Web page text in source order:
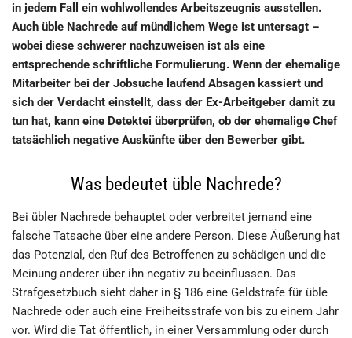
in jedem Fall ein wohlwollendes Arbeitszeugnis ausstellen.
Auch üble Nachrede auf mündlichem Wege ist untersagt –
wobei diese schwerer nachzuweisen ist als eine
entsprechende schriftliche Formulierung. Wenn der ehemalige
Mitarbeiter bei der Jobsuche laufend Absagen kassiert und
sich der Verdacht einstellt, dass der Ex-Arbeitgeber damit zu
tun hat, kann eine Detektei überprüfen, ob der ehemalige Chef
tatsächlich negative Auskünfte über den Bewerber gibt.
Was bedeutet üble Nachrede?
Bei übler Nachrede behauptet oder verbreitet jemand eine
falsche Tatsache über eine andere Person. Diese Äußerung hat
das Potenzial, den Ruf des Betroffenen zu schädigen und die
Meinung anderer über ihn negativ zu beeinflussen. Das
Strafgesetzbuch sieht daher in § 186 eine Geldstrafe für üble
Nachrede oder auch eine Freiheitsstrafe von bis zu einem Jahr
vor. Wird die Tat öffentlich, in einer Versammlung oder durch